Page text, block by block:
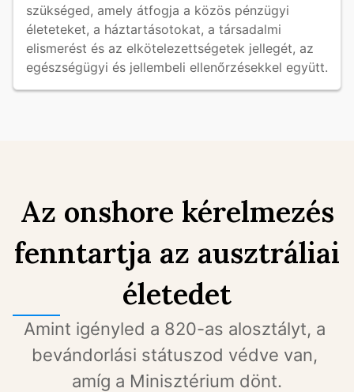
szükséged, amely átfogja a közös pénzügyi
életeteket, a háztartásotokat, a társadalmi
elismerést és az elkötelezettségetek jellegét, az
egészségügyi és jellembeli ellenőrzésekkel együtt.
Az onshore kérelmezés
fenntartja az ausztráliai
életedet
Amint igényled a 820-as alosztályt, a
bevándorlási státuszod védve van,
amíg a Minisztérium dönt.